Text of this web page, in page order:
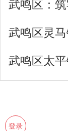
武鸣区：
武鸣区灵
武鸣区太
登录